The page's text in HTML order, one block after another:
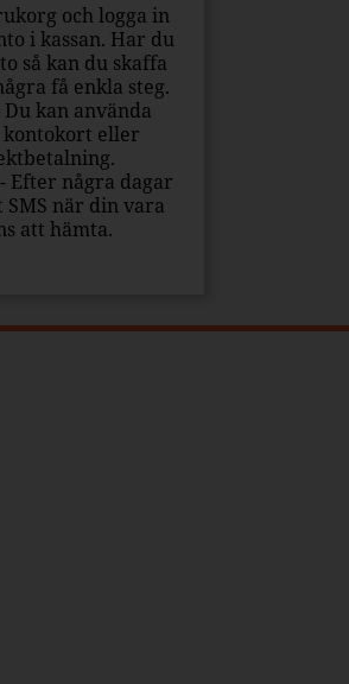
och logga in
i kassan. Har du
så kan du skaffa
få enkla steg.
Du kan använda
kontokort eller
Efter några dagar
när din vara
att hämta.